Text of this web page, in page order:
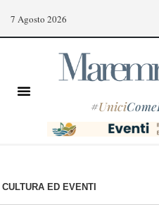
7 Agosto 2026
#Unici
CULTURA ED EVENTI